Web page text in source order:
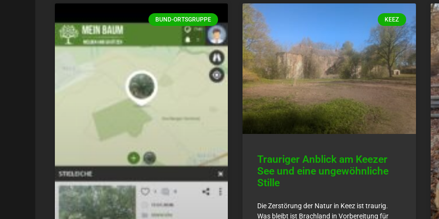
BUND-ORTSGRUPPE KEEZ
Trauriger Anblick am Keezer
See und eine ungewöhnliche
Stille
Die Zerstörung der Natur in Keez ist traurig.
Was bleibt ist Brachland in Vorbereitung für